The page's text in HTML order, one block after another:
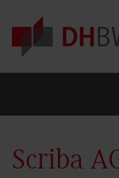
Skip to main content
Scriba